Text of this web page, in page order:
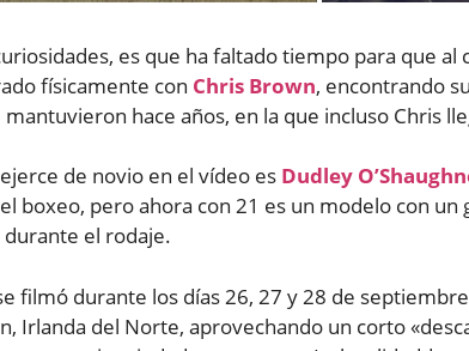
es que ha faltado tiempo para que
físicamente con Chris Brown, encontrando
hace años, en la que incluso Chris
de novio en el vídeo es Dudley
boxeo, pero ahora con 21 es un modelo con
durante el rodaje.
filmó durante los días 26, 27 y 28 de
Irlanda del Norte, aprovechando un corto